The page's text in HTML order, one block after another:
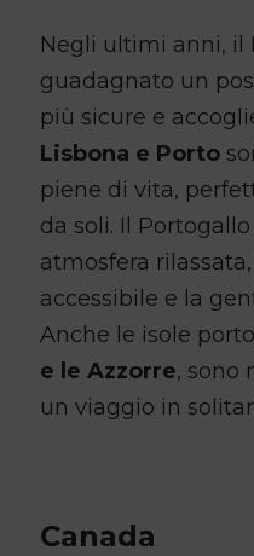
Negli ultimi anni, il
guadagnato un
più sicure e
Lisbona e Porto
piene di vita,
da soli. Il
atmosfera
accessibile e la
Anche le isole
e le Azzorre, sono
un viaggio in
Canada